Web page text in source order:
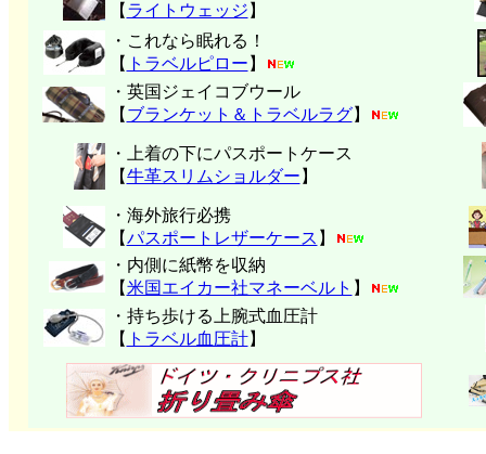
【 ライトウェッジ 】
・これなら眠れる！
【 トラベルピロー 】
・英国ジェイコブウール
【 ブランケット＆トラベルラグ】
・上着の下にパスポートケース
【牛革スリムショルダー 】
・海外旅行必携
【パスポートレザーケース 】
・内側に紙幣を収納
【米国エイカー社マネーベルト 】
・持ち歩ける上腕式血圧計
【 トラベル血圧計】